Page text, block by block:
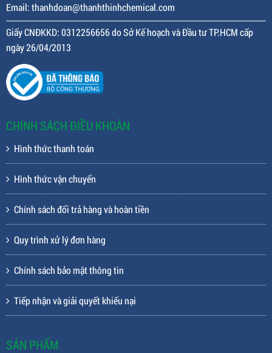
Email: thanhdoan@thanhthinhchemical.com
Giấy CNĐKKD: 0312256656 do Sở Kế hoạch và Đầu tư TP.HCM cấp
ngày 26/04/2013
CHÍNH SÁCH ĐIỀU KHOẢN
Hình thức thanh toán
Hình thức vận chuyển
Chính sách đổi trả hàng và hoàn tiền
Quy trình xử lý đơn hàng
Chính sách bảo mật thông tin
Tiếp nhận và giải quyết khiếu nại
SẢN PHẨM